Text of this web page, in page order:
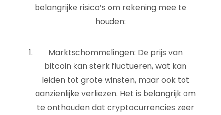
belangrijke risico’s om rekening mee te
houden:
Marktschommelingen: De prijs van
bitcoin kan sterk fluctueren, wat kan
leiden tot grote winsten, maar ook tot
aanzienlijke verliezen. Het is belangrijk om
te onthouden dat cryptocurrencies zeer